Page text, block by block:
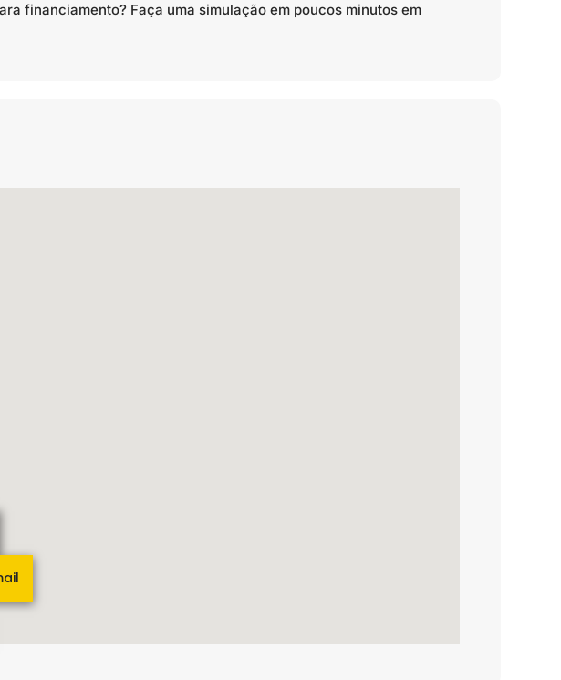
financiamento? Faça uma simulação em poucos minutos em